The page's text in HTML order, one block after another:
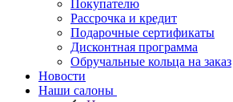
Покупателю
Рассрочка и кредит
Подарочные сертификаты
Дисконтная программа
Обручальные кольца на заказ
Новости
Наши салоны